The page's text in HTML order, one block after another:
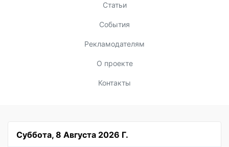
Статьи
События
Рекламодателям
О проекте
Контакты
Суббота, 8 Августа 2026 Г.